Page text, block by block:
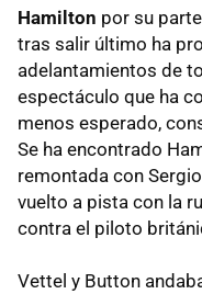
Hamilton por su
tras salir último ha
adelantamientos de
espectáculo que ha
menos esperado,
Se ha encontrado
remontada con
vuelto a pista con la
contra el piloto
Vettel y Button